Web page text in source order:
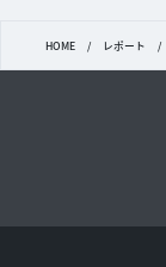
HOME / レポート /